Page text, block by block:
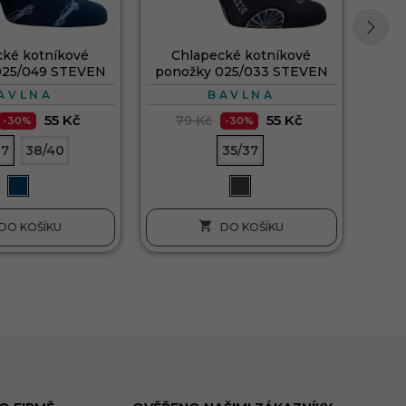
kotníkové
049 STEVEN
-30% 55 Kč
38/40
DO KOŠÍKU
Chlapecké kotníkové
ponožky 025/033 STEVEN
BAVLNA
79 Kč -30% 55 Kč
35/37
 DO KOŠÍKU